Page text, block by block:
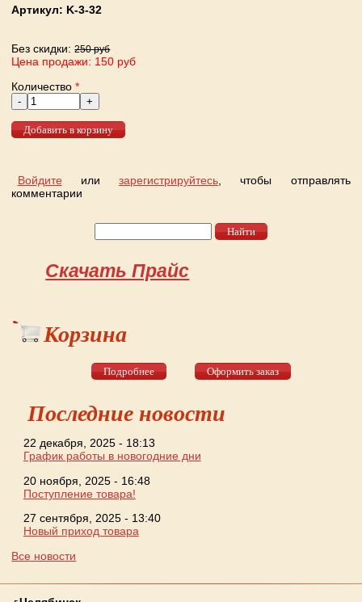
Артикул: K-3-32
Без скидки:250 руб
Цена продажи: 150 руб
Количество*
Войдите илизарегистрируйтесь, чтобы отправлять
комментарии
Скачать Прайс
Корзина
Подробнее Оформить заказ
Последние новости
22 декабря, 2025 - 18:13
График работы в новогодние дни
20 ноября, 2025 - 16:48
Поступление товара!
27 сентября, 2025 - 13:40
Новый приход товара
Все новости